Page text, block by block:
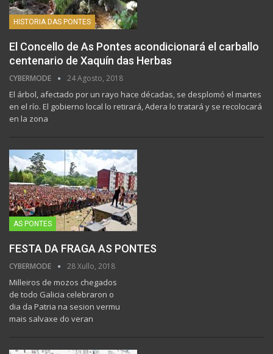
HISTORIA DAS PONTES
El Concello de As Pontes acondicionará el carballo
centenario de Xaquín das Herbas
CYBERMODE 24 Agosto, 2018
El árbol, afectado por un rayo hace décadas, se desplomó el martes
en el río. El gobierno local lo retirará, Adera lo tratará y se recolocará
en la zona
AS PONTES
FESTA DA FRAGA AS PONTES
CYBERMODE 28 Xullo, 2018
Milleiros de mozos chegados
de todo Galicia celebraron o
dia da Patria na sesion vermu
mais salvaxe do veran